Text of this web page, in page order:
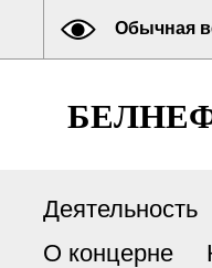
Обычная
Деятельность
О концерне